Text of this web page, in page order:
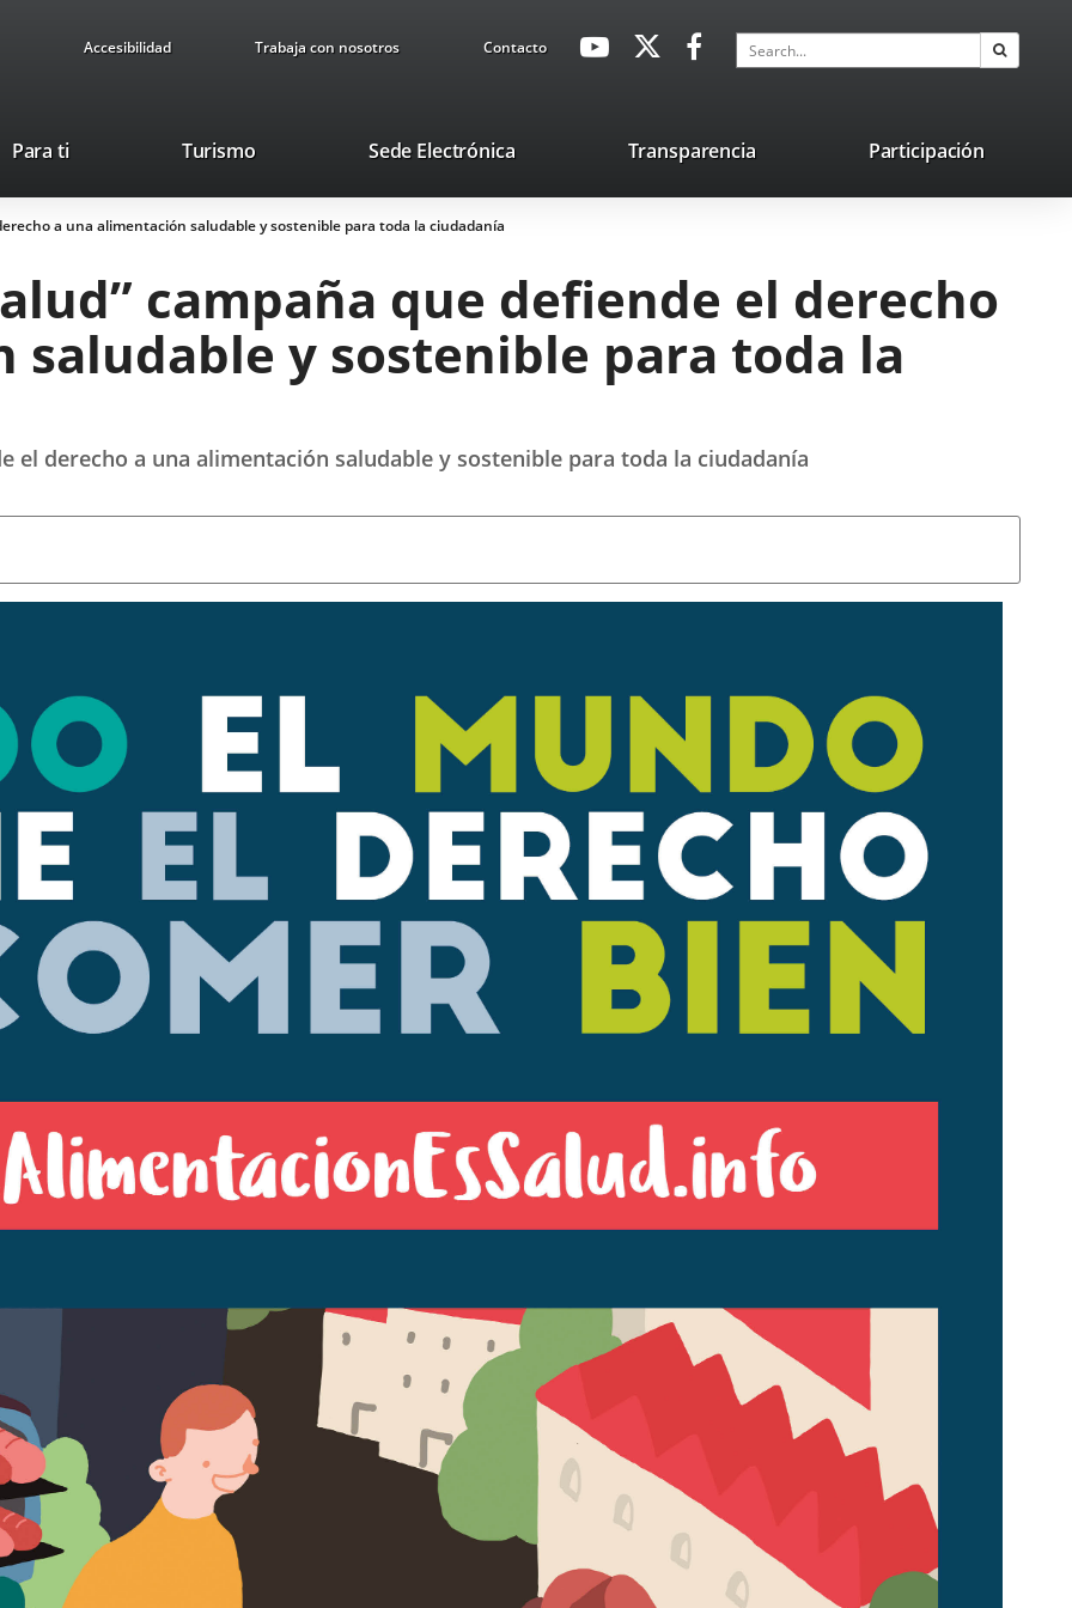
Accesibilidad Trabaja con nosotros ContactoavaHeaderSocial
Link
Link
application.
application.
Search
Para ti TurismoThis
will
open
pop-
up
window.
Sede ElectrónicaLink
external
Transparencia Participación
a una alimentación saludable y sostenible para toda la ciudadanía
campaña que defiende el derecho
saludable y sostenible para toda la
el derecho a una alimentación saludable y sostenible para toda la ciudadanía